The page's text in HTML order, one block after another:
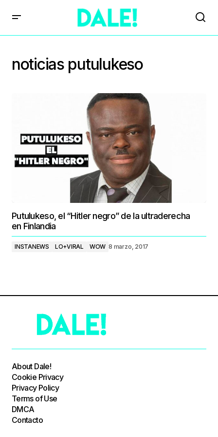
noticias putulukeso
Putulukeso, el “Hitler negro” de la ultraderecha
en Finlandia
INSTANEWS LO+VIRAL WOW 8 marzo, 2017
About Dale!
Cookie Privacy
Privacy Policy
Terms of Use
DMCA
Contacto